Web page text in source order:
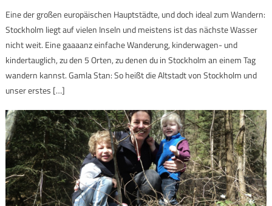
Eine der großen europäischen Hauptstädte, und doch ideal zum Wandern:
Stockholm liegt auf vielen Inseln und meistens ist das nächste Wasser
nicht weit. Eine gaaaanz einfache Wanderung, kinderwagen- und
kindertauglich, zu den 5 Orten, zu denen du in Stockholm an einem Tag
wandern kannst. Gamla Stan: So heißt die Altstadt von Stockholm und
unser erstes […]